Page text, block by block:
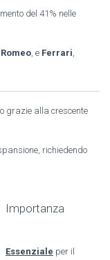
del 41% nelle
, e Ferrari
grazie alla crescente
richiedendo
Importanza
Essenziale per il